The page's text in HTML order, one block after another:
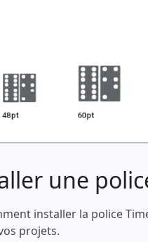
une
installer la police
projets.